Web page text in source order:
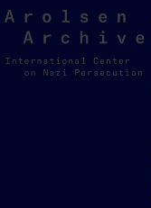
Arolsen
Archives